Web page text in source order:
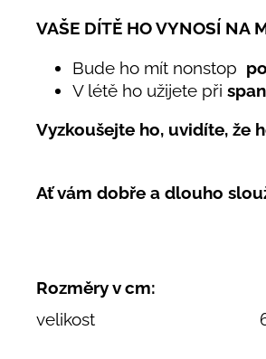
VAŠE DÍTĚ HO VYNOSÍ NA
Bude ho mít nonstop
V létě ho užijete při
Vyzkoušejte ho, uvidíte, že
Ať vám dobře a dlouho
Rozměry v cm:
velikost